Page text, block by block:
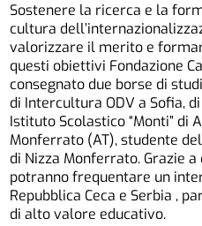
Sostenere la ricerca e la
cultura
valorizzare il merito e
questi obiettivi Fondazione
consegnato due borse di
di Intercultura ODV a Sofia,
Istituto Scolastico “Monti” di
Monferrato (AT), studente
di Nizza Monferrato. Grazie
potranno frequentare un
Repubblica Ceca e Serbia ,
di alto valore educativo.